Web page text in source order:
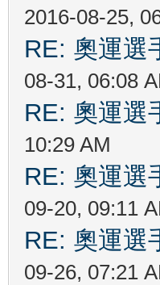
2016-08-25,
RE: 奧運
08-31, 06:08
RE: 奧運
10:29 AM
RE: 奧運
09-20, 09:11
RE: 奧運
09-26, 07:21